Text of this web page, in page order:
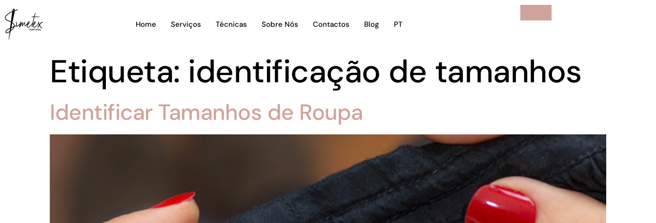
Home Serviços Técnicas Sobre Nós Contactos Blog PT
Etiqueta: identificação de tamanhos
Identificar Tamanhos de Roupa